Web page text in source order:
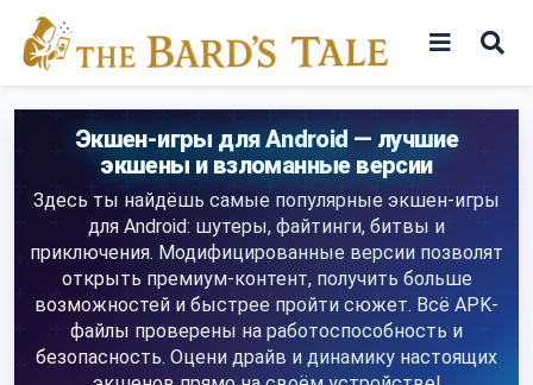
content
Игры
Экшен-игры для Android — лучшие
экшены и взломанные версии
Здесь ты найдёшь самые популярные экшен-игры
для Android: шутеры, файтинги, битвы и
приключения. Модифицированные версии позволят
открыть премиум-контент, получить больше
возможностей и быстрее пройти сюжет. Всё APK-
файлы проверены на работоспособность и
безопасность. Оцени драйв и динамику настоящих